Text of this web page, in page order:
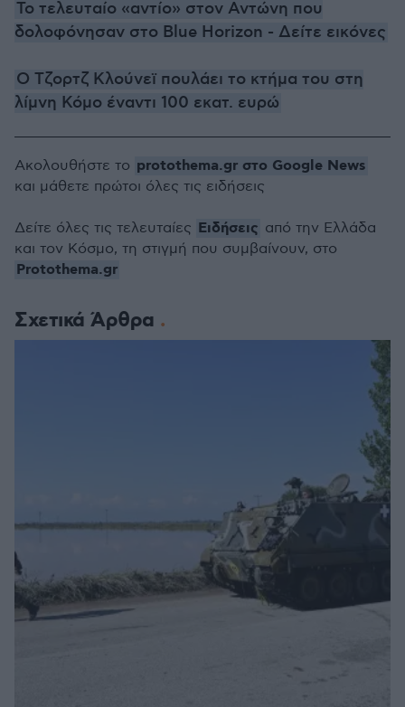
Το τελευταίο «αντίο» στον Αντώνη που
δολοφόνησαν στο Blue Horizon - Δείτε εικόνες
Ο Τζορτζ Κλούνεϊ πουλάει το κτήμα του στη
λίμνη Κόμο έναντι 100 εκατ. ευρώ
Σχετικά Άρθρα
Ακολουθήστε το protothema.gr στο Google News
και μάθετε πρώτοι όλες τις ειδήσεις
Δείτε όλες τις τελευταίες Ειδήσεις από την Ελλάδα
και τον Κόσμο, τη στιγμή που συμβαίνουν, στο
Protothema.gr